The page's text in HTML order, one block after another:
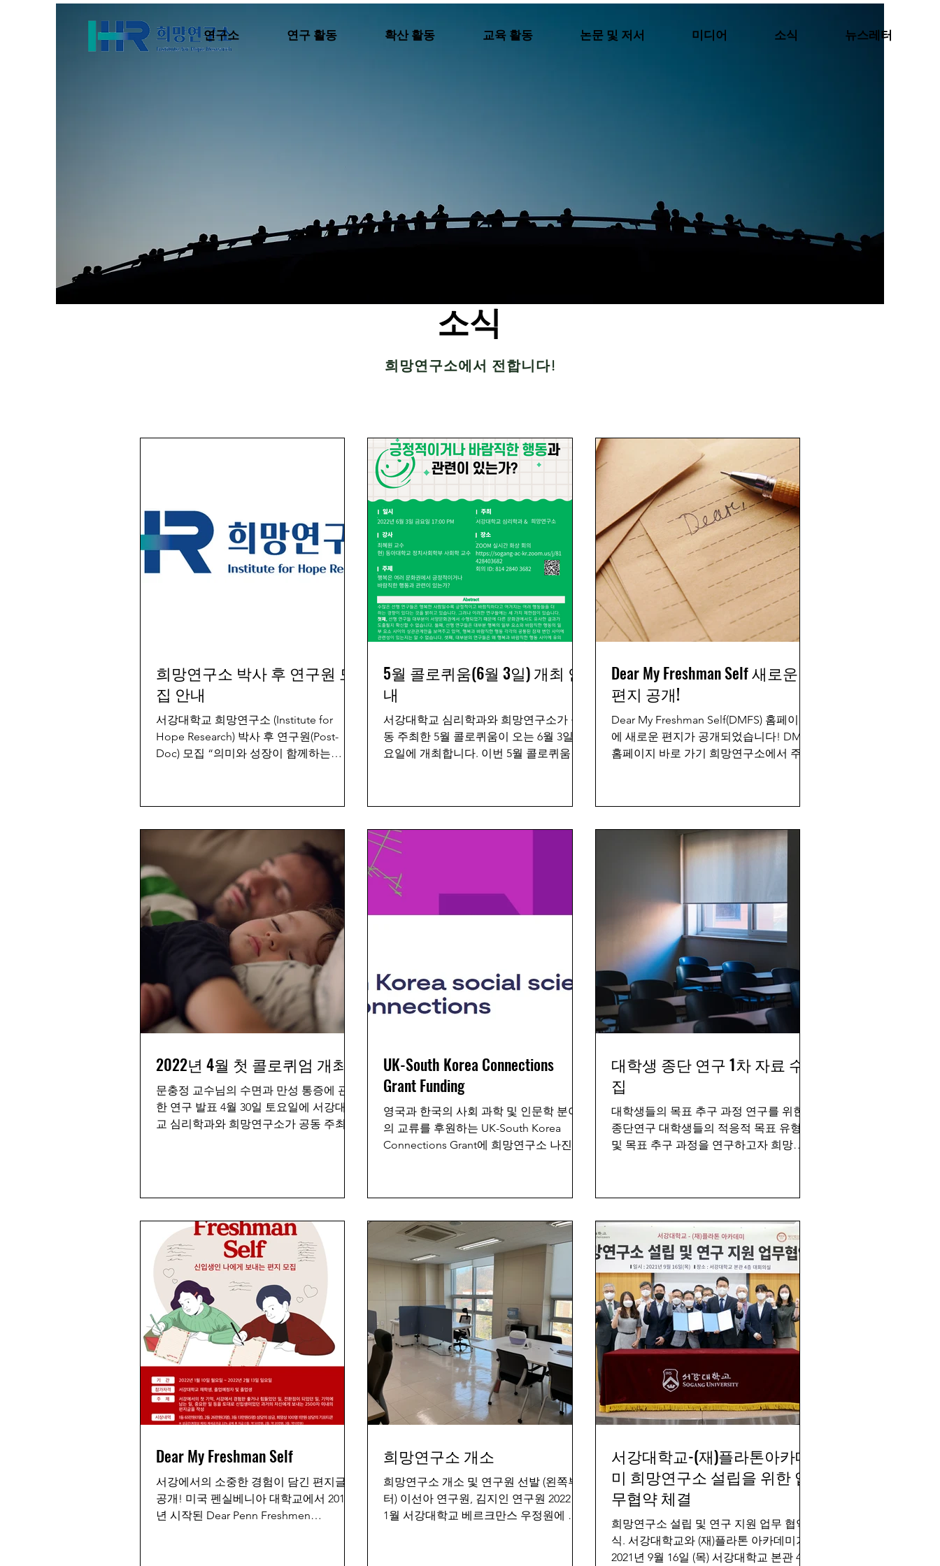
연구소 연구 활동 확산 활동 교육 활동 논문 및 저서 미디어 소식 뉴스레터
소식
희망연구소에서 전합니다!
희망연구소 박사 후 연구원 모
집 안내
서강대학교 희망연구소 (Institute for
Hope Research) 박사 후 연구원(Post-
Doc) 모집 “의미와 성장이 함께하는
영할 박사급 인재를 모집합니다....
5월 콜로퀴움(6월 3일) 개최 안
내
서강대학교 심리학과와 희망연구소가 공
동 주최한 5월 콜로퀴움이 오는 6월 3일 금
요일에 개최합니다. 이번 5월 콜로퀴움은
수 (현) 동아대학교...
Dear My Freshman Self 새로운
편지 공개!
Dear My Freshman Self(DMFS) 홈페이지
에 새로운 편지가 공개되었습니다! DMFS
홈페이지 바로 가기 희망연구소에서 주최
로젝트입니다. 서강에서의...
2022년 4월 첫 콜로퀴엄 개최
문충정 교수님의 수면과 만성 통증에 관
한 연구 발표 4월 30일 토요일에 서강대학
교 심리학과와 희망연구소가 공동 주최한
UK-South Korea Connections
Grant Funding
영국과 한국의 사회 과학 및 인문학 분야
의 교류를 후원하는 UK-South Korea
Connections Grant에 희망연구소 나진경
첫 비대면 미팅이...
대학생 종단 연구 1차 자료 수
집
대학생들의 목표 추구 과정 연구를 위한
종단연구 대학생들의 적응적 목표 유형
및 목표 추구 과정을 연구하고자 희망연
2022년 1학기 시작과 더불어 시작되는 1
Dear My Freshman Self
서강에서의 소중한 경험이 담긴 편지글
공개! 미국 펜실베니아 대학교에서 2015
년 시작된 Dear Penn Freshmen
희망연구소 개소
희망연구소 개소 및 연구원 선발 (왼쪽부
터) 이선아 연구원, 김지인 연구원 2022년
1월 서강대학교 베르크만스 우정원에 희
서강대학교-(재)플라톤아카데
미 희망연구소 설립을 위한 업
무협약 체결
희망연구소 설립 및 연구 지원 업무 협약
식. 서강대학교와 (재)플라톤 아카데미가
2021년 9월 16일 (목) 서강대학교 본관 4층